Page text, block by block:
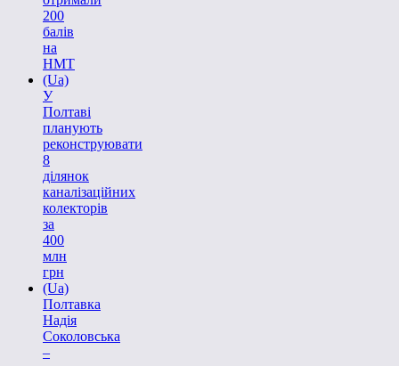
200
балів
на
НМТ
(Ua)
У
Полтаві
планують
реконструювати
8
ділянок
каналізаційних
колекторів
за
400
млн
грн
(Ua)
Полтавка
Надія
Соколовська
–